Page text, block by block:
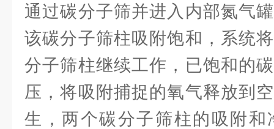
通过碳分子筛并进入内部氮气
该碳分子筛柱吸附饱和，系统
分子筛柱继续工作，已饱和的
压，将吸附捕捉的氧气释放到
生，两个碳分子筛柱的吸附和